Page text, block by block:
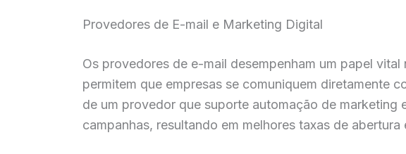
Provedores de E-mail e Marketing Digital
Os provedores de e-mail desempenham um papel
permitem que empresas se comuniquem diretamente
de um provedor que suporte automação de
campanhas, resultando em melhores taxas de abertura